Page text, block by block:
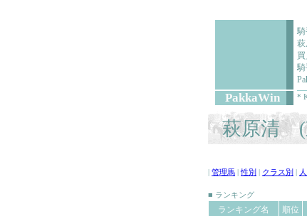
騎
PakkaWin *
萩原清 (
管理馬 |性別 クラス別
■ ランキング
ランキング名 順位